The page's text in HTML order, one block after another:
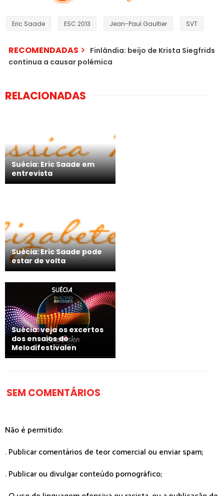
Eric Saade ESC 2013 Jean-Paul Gaultier SVT
RECOMENDADAS
Finlândia: beijo de Krista Siegfrids
continua a causar polémica
RELACIONADAS
Suécia: Eric Saade em
entrevista
Suécia: Eric Saade pode
estar de volta
Suécia: veja os excertos
dos ensaios do
Melodifestivalen
SEM COMENTÁRIOS
Não é permitido:
. Publicar comentários de teor comercial ou enviar spam;
. Publicar ou divulgar conteúdo pornográfico;